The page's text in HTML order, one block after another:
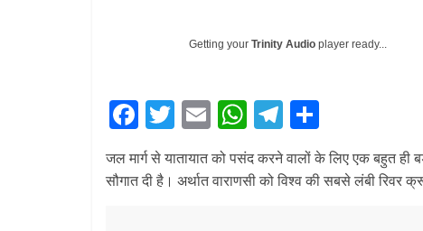
Getting your Trinity Audio player ready...
F
ac
e
T
itt
E
m
ai
W
at
T
el
e
h
ar
जल मार्ग से यातायात को पसंद करने वालों के लिए एक बहुत ही
सौगात दी है। अर्थात वाराणसी को विश्व की सबसे लंबी